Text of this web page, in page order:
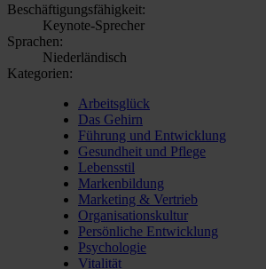
Beschäftigungsfähigkeit:
Keynote-Sprecher
Sprachen:
Niederländisch
Kategorien:
Arbeitsglück
Das Gehirn
Führung und Entwicklung
Gesundheit und Pflege
Lebensstil
Markenbildung
Marketing & Vertrieb
Organisationskultur
Persönliche Entwicklung
Psychologie
Vitalität